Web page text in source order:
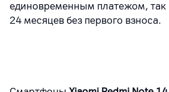
единовременным платежом, так
24 месяцев без первого взноса.